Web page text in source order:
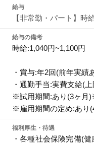
給与
【非常勤・パート】時
給与の備考
時給:1,040円~1,100円
・賞与:年2回(前年実績
・通勤手当:実費支給(
※試用期間:あり(3ヶ月
※雇用期間の定め:あり
福利厚生・待遇
・各種社会保険完備(